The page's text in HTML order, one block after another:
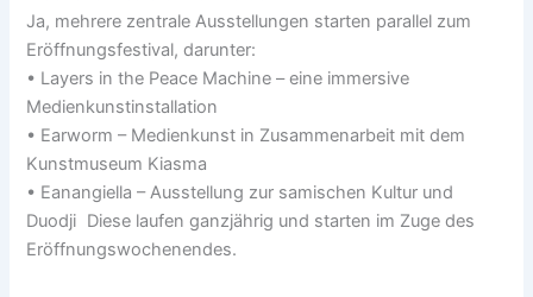
Ja, mehrere zentrale Ausstellungen starten parallel zum
Eröffnungsfestival, darunter:
• Layers in the Peace Machine – eine immersive
Medienkunstinstallation
• Earworm – Medienkunst in Zusammenarbeit mit dem
Kunstmuseum Kiasma
• Eanangiella – Ausstellung zur samischen Kultur und
Duodji Diese laufen ganzjährig und starten im Zuge des
Eröffnungswochenendes.